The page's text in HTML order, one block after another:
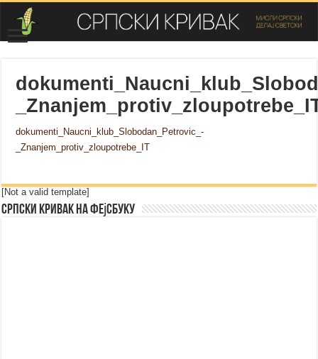
dokumenti_Naucni_klub_Slobodan_Petrovic_-
_Znanjem_protiv_zloupotrebe_IT
[Not a valid template]
Српски Кривак на Фејсбуку